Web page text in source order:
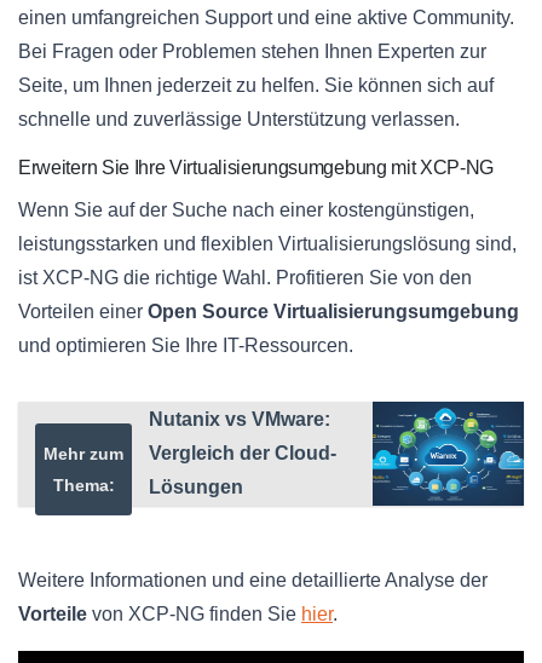
einen umfangreichen Support und eine aktive Community.
Bei Fragen oder Problemen stehen Ihnen Experten zur
Seite, um Ihnen jederzeit zu helfen. Sie können sich auf
schnelle und zuverlässige Unterstützung verlassen.
Erweitern Sie Ihre Virtualisierungsumgebung mit XCP-NG
Wenn Sie auf der Suche nach einer kostengünstigen,
leistungsstarken und flexiblen Virtualisierungslösung sind,
ist XCP-NG die richtige Wahl. Profitieren Sie von den
Vorteilen einer Open Source Virtualisierungsumgebung
und optimieren Sie Ihre IT-Ressourcen.
Mehr zum
Thema:
Nutanix vs VMware:
Vergleich der Cloud-
Lösungen
Weitere Informationen und eine detaillierte Analyse der
Vorteile von XCP-NG finden Sie hier.